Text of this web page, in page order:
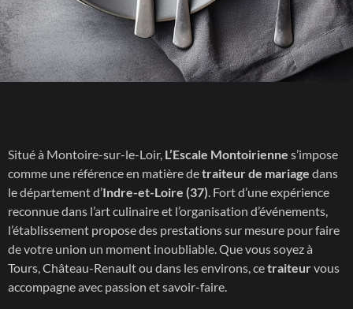
Situé à Montoire-sur-le-Loir, L’Escale Montoirienne s’impose
comme une référence en matière detraiteur de mariage dans
le département d’Indre-et-Loire (37). Fort d’une expérience
reconnue dans l’art culinaire et l’organisation d’événements,
l’établissement propose des prestations sur mesure pour faire
de votre union un moment inoubliable. Que vous soyez à
Tours, Château-Renault ou dans les environs, cetraiteurvous
accompagne avec passion et savoir-faire.